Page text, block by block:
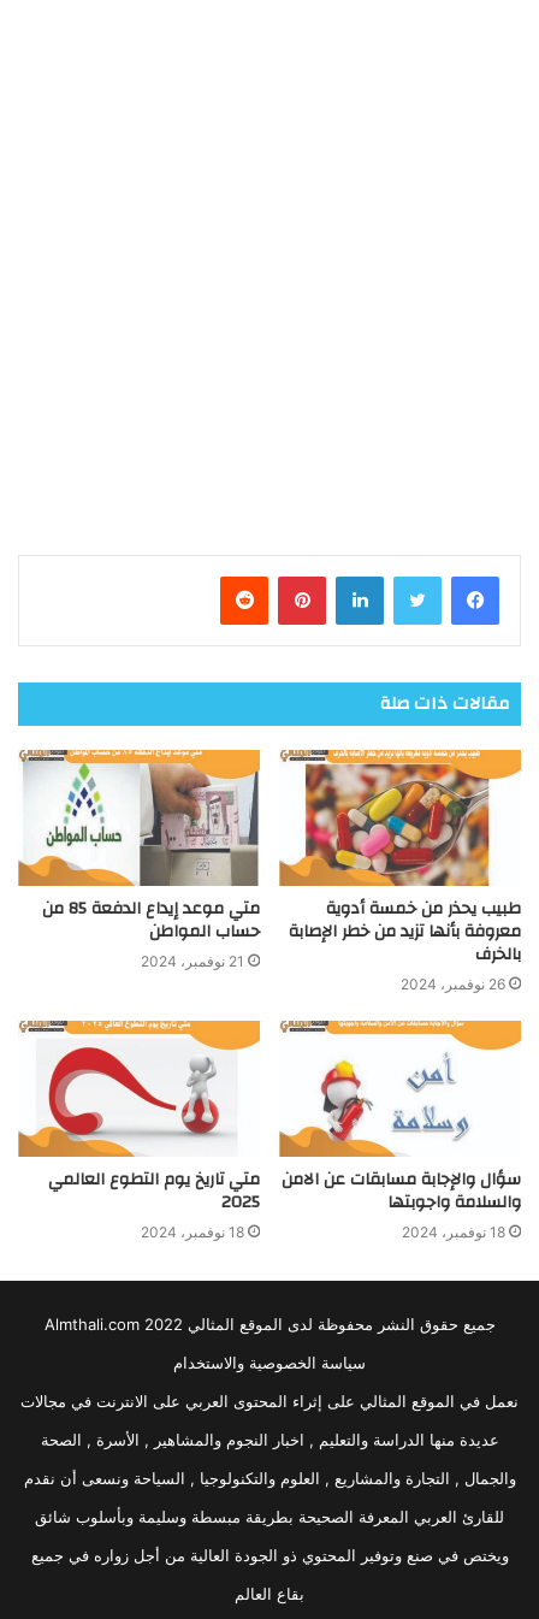
فيسبوك تويتر لينكدإن بينتيريست
مقالات ذات صلة
طبيب يحذر من خمسة أدوية
معروفة بأنها تزيد من خطر الإصابة
بالخرف
26 نوفمبر، 2024
متي موعد إيداع الدفعة 85 من
حساب المواطن
21 نوفمبر، 2024
سؤال والإجابة مسابقات عن الامن
والسلامة واجوبتها
18 نوفمبر، 2024
متي تاريخ يوم التطوع العالمي
2025
18 نوفمبر، 2024
جميع حقوق النشر محفوظة لدى الموقع المثالي 2022 Almthali.com
سياسة الخصوصية والاستخدام
نعمل في الموقع المثالي على إثراء المحتوى العربي على الانترنت في مجالات
عديدة منها الدراسة والتعليم , اخبار النجوم والمشاهير , الأسرة , الصحة
والجمال , التجارة والمشاريع , العلوم والتكنولوجيا , السياحة ونسعى أن نقدم
للقارئ العربي المعرفة الصحيحة بطريقة مبسطة وسليمة وبأسلوب شائق
ويختص في صنع وتوفير المحتوي ذو الجودة العالية من أجل زواره في جميع
بقاع العالم